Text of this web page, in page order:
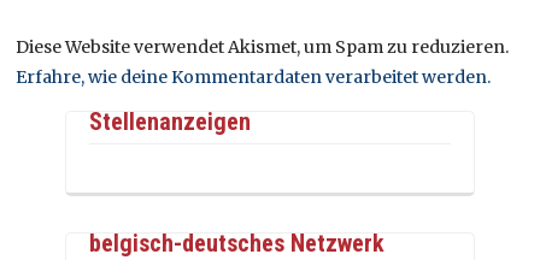
Diese Website verwendet Akismet, um Spam zu reduzieren.
Erfahre, wie deine Kommentardaten verarbeitet werden.
Stellenanzeigen
belgisch-deutsches Netzwerk